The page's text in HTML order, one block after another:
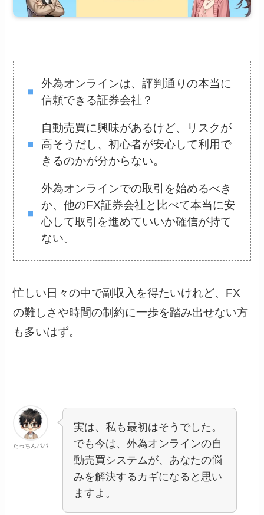
外為オンラインは、評判通りの本当に
信頼できる証券会社？
自動売買に興味があるけど、リスクが
高そうだし、初心者が安心して利用で
きるのかが分からない。
外為オンラインでの取引を始めるべき
か、他のFX証券会社と比べて本当に安
心して取引を進めていいか確信が持て
ない。
忙しい日々の中で副収入を得たいけれど、FX
の難しさや時間の制約に一歩を踏み出せない方
も多いはず。
たっちんパパ
実は、私も最初はそうでした。
でも今は、外為オンラインの自
動売買システムが、あなたの悩
みを解決するカギになると思い
ますよ。